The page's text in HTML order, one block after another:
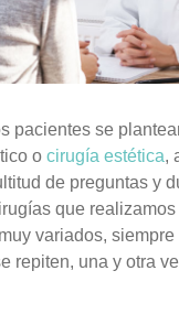
pacientes se
o cirugía estética,
de preguntas y
que
variados,
repiten, una y otra